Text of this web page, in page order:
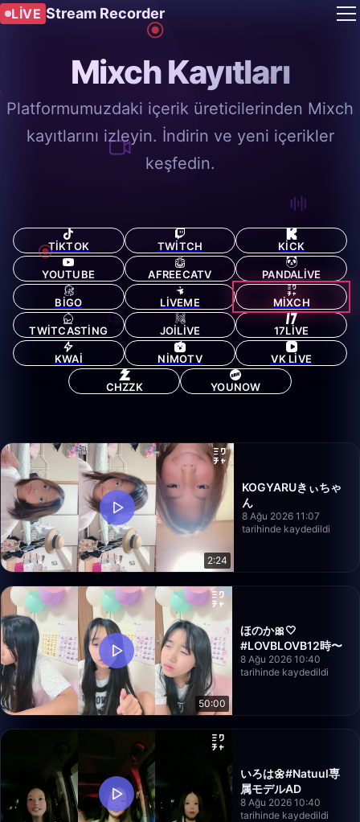
LIVE Stream Recorder
Mixch Kayıtları
Platformumuzdaki içerik üreticilerinden Mixch
kayıtlarını izleyin. İndirin ve yeni içerikler
keşfedin.
TIKTOK TWITCH KICK
YOUTUBE AFREECATV PANDALIVE
BIGO LIVEME MIXCH
TWITCASTING JOILIVE 17LIVE
KWAI NIMOTV VK LIVE
CHZZK YOUNOW
2:24
KOGYARUきぃちゃ
ん
8 Ağu 2026 11:07
tarihinde kaydedildi
50:00
ほのか🎀‎🤍
#LOVBLOVB12時〜
8 Ağu 2026 10:40
tarihinde kaydedildi
いろは🌼#Natuul専
属モデルAD
8 Ağu 2026 10:40
tarihinde kaydedildi